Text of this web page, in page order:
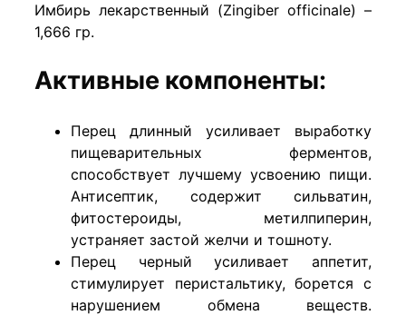
Имбирь лекарственный (Zingiber officinale) –
1,666 гр.
Активные компоненты:
Перец длинный усиливает выработку
пищеварительных ферментов,
способствует лучшему усвоению пищи.
Антисептик, содержит сильватин,
фитостероиды, метилпиперин,
устраняет застой желчи и тошноту.
Перец черный усиливает аппетит,
стимулирует перистальтику, борется с
нарушением обмена веществ.